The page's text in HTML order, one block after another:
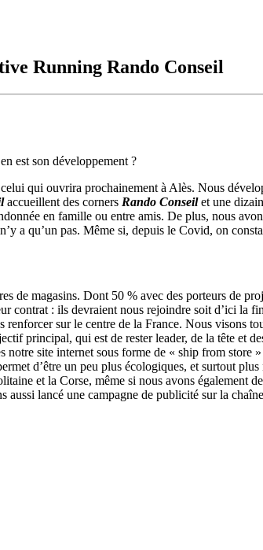
Running Rando Conseil
est son développement ?
qui ouvrira prochainement à Alès. Nous
accueillent des corners Rando Conseilet une
en famille ou entre amis. De plus, nous
a qu’un pas. Même si, depuis le Covid, on
de magasins. Dont 50 % avec des porteurs de
contrat : ils devraient nous rejoindre soit d’ici la
renforcer sur le centre de la France. Nous visons
principal, qui est de rester leader, de la tête et
notre site internet sous forme de « ship from
d’être un peu plus écologiques, et surtout
et la Corse, même si nous avons également
aussi lancé une campagne de publicité sur la